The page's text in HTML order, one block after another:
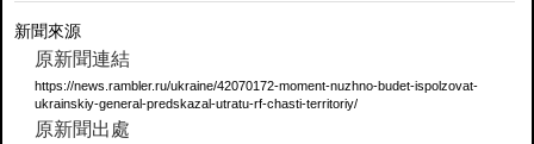
新聞來源
原新聞連結
https://news.rambler.ru/ukraine/42070172-moment-nuzhno-budet-ispolzovat-
ukrainskiy-general-predskazal-utratu-rf-chasti-territoriy/
原新聞出處